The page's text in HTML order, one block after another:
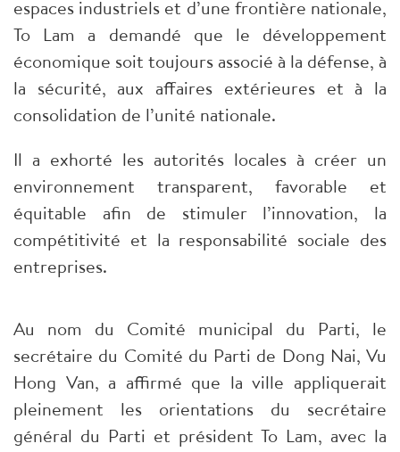
espaces industriels et d’une frontière nationale,
To Lam a demandé que le développement
économique soit toujours associé à la défense, à
la sécurité, aux affaires extérieures et à la
consolidation de l’unité nationale.
Il a exhorté les autorités locales à créer un
environnement transparent, favorable et
équitable afin de stimuler l’innovation, la
compétitivité et la responsabilité sociale des
entreprises.
Au nom du Comité municipal du Parti, le
secrétaire du Comité du Parti de Dong Nai, Vu
Hong Van, a affirmé que la ville appliquerait
pleinement les orientations du secrétaire
général du Parti et président To Lam, avec la